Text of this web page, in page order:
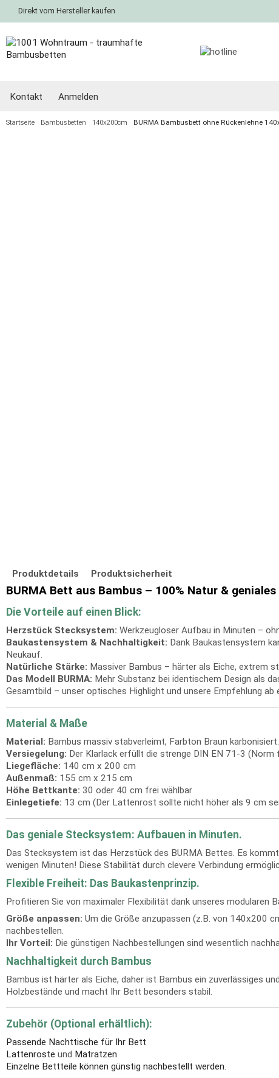
Direkt vom Hersteller kaufen
Kontakt Anmelden
Startseite Bambusbetten 140x200cm BURMA Bambusbett ohne Rückenlehne
Produktdetails Produktsicherheit
BURMA Bett aus Bambus – 100% Natur &
Die Vorteile auf einen Blick:
Herzstück Stecksystem: Werkzeugloser Aufbau in Minuten –
Baukastensystem & Nachhaltigkeit: Dank Baukastensystem
Neukauf.
Natürliche Stärke: Massiver Bambus – härter als Eiche, extrem
Das Modell BURMA: Mehr Substanz bei identischem Design als
Gesamtbild – unser optisches Highlight und unsere Empfehlung
Material & Maße
Material: Bambus massiv stabverleimt, Farbton Braun karbonisiert.
Versiegelung: Der Klarlack erfüllt die strenge DIN EN 71-3
Liegefläche: 140 cm x 200 cm
Außenmaß: 155 cm x 215 cm
Höhe Bettkante: 30 oder 40 cm frei wählbar
Einlegetiefe: 13 cm (Der Lattenrost sollte nicht höher als 9 cm
Das geniale Stecksystem: Aufbauen in Minuten.
Das Stecksystem ist das Herzstück des BURMA Bettes. Es
wenigen Minuten! Diese Stabilität durch clevere Verbindung
Flexible Freiheit: Das Baukastenprinzip.
Profitieren Sie von maximaler Flexibilität dank unseres modularen
Größe anpassen: Um die Größe anzupassen (z.B. von 140x200
nachbestellen.
Ihr Vorteil: Die günstigen Nachbestellungen sind wesentlich
Nachhaltigkeit durch Bambus
Bambus ist härter als Eiche, daher ist Bambus ein zuverlässiges
Holzbestände und macht Ihr Bett besonders stabil.
Zubehör (Optional erhältlich):
Passende Nachttische für Ihr Bett
Lattenroste und Matratzen
Einzelne Bettteile können günstig nachbestellt werden.